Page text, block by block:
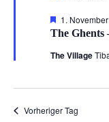
The Ghents
1.
The Village
Vorheriger Tag